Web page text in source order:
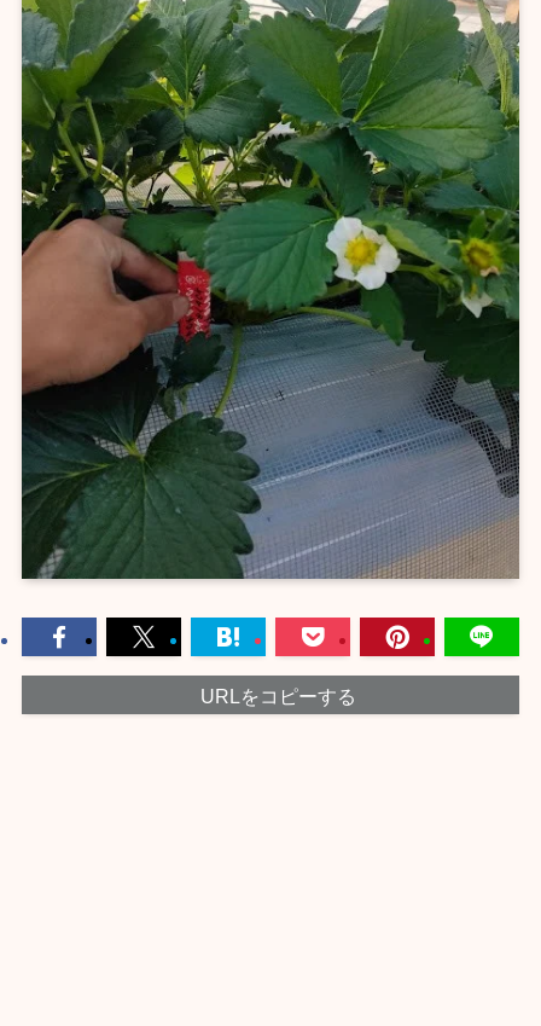
URLをコピーする